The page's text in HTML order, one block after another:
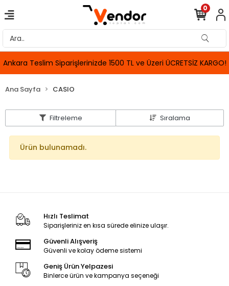
Ankara Teslim Siparişlerinizde 1500 TL ve Üzeri ÜCRETSİZ KARGO!
0
Ana Sayfa CASIO
Filtreleme Sıralama
Ürün bulunamadı.
Hızlı Teslimat
Siparişleriniz en kısa sürede elinize ulaşır.
Güvenli Alışveriş
Güvenli ve kolay ödeme sistemi
Geniş Ürün Yelpazesi
Binlerce ürün ve kampanya seçeneği